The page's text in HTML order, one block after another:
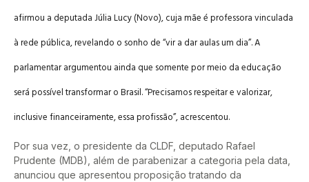
afirmou a deputada Júlia Lucy (Novo), cuja mãe é professora vinculada
à rede pública, revelando o sonho de “vir a dar aulas um dia”. A
parlamentar argumentou ainda que somente por meio da educação
será possível transformar o Brasil. “Precisamos respeitar e valorizar,
inclusive financeiramente, essa profissão”, acrescentou.
Por sua vez, o presidente da CLDF, deputado Rafael
Prudente (MDB), além de parabenizar a categoria pela data,
anunciou que apresentou proposição tratando da